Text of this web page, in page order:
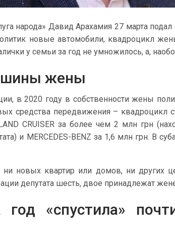
народа» Давид Арахамия 27 марта
новые автомобили, квадроцикл
у семьи за год не умножилось, а,
жены
в 2020 году в собственности жены
средства передвижения – квадроцикл
CRUISER за более чем 2 млн грн
и MERCEDES-BENZ за 1,6 млн грн. В
ни новых квартир или домов, ни других
депутата шесть, двое принадлежат
год «спустила»